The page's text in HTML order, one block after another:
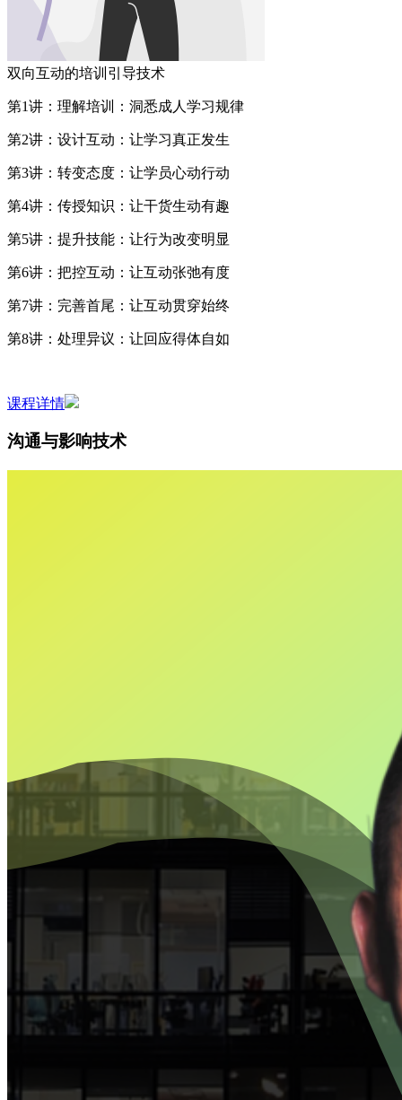
双向互动的培训引导技术
第1讲：理解培训：洞悉成人学习规律
第2讲：设计互动：让学习真正发生
第3讲：转变态度：让学员心动行动
第4讲：传授知识：让干货生动有趣
第5讲：提升技能：让行为改变明显
第6讲：把控互动：让互动张弛有度
第7讲：完善首尾：让互动贯穿始终
第8讲：处理异议：让回应得体自如
课程详情
沟通与影响技术